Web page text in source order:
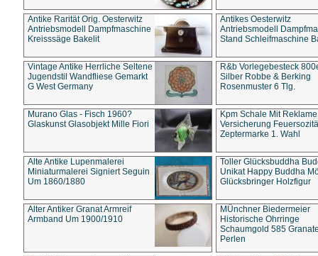
Antike Rarität Orig. Oesterwitz
Antriebsmodell Dampfmaschine
Kreisssäge Bakelit
Antikes Oesterwitz
Antriebsmodell
Stand Schleifmaschine
Vintage Antike Herrliche Seltene
Jugendstil Wandfliese Gemarkt
G West Germany
R&b Vorlegebesteck
Silber Robbe & Berking
Rosenmuster 6 Tlg.
Murano Glas - Fisch 1960?
Glaskunst Glasobjekt Mille Fiori
Kpm Schale Mit Reklame
Versicherung
Zeptermarke 1. Wahl
Alte Antike Lupenmalerei
Miniaturmalerei Signiert Seguin
Um 1860/1880
Toller Glücksbuddha
Unikat Happy Buddha
Glücksbringer Holzfigur
Alter Antiker Granat Armreif
Armband Um 1900/1910
MÜnchner Biedermeier
Historische Ohrringe
Schaumgold 585
Perlen